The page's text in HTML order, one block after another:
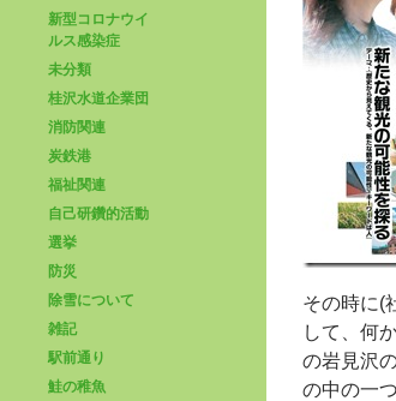
その時に(
して、何
の岩見沢
の中の一
新型コロナウイ
ルス感染症
未分類
桂沢水道企業団
消防関連
炭鉄港
福祉関連
自己研鑽的活動
選挙
防災
除雪について
雑記
駅前通り
鮭の稚魚